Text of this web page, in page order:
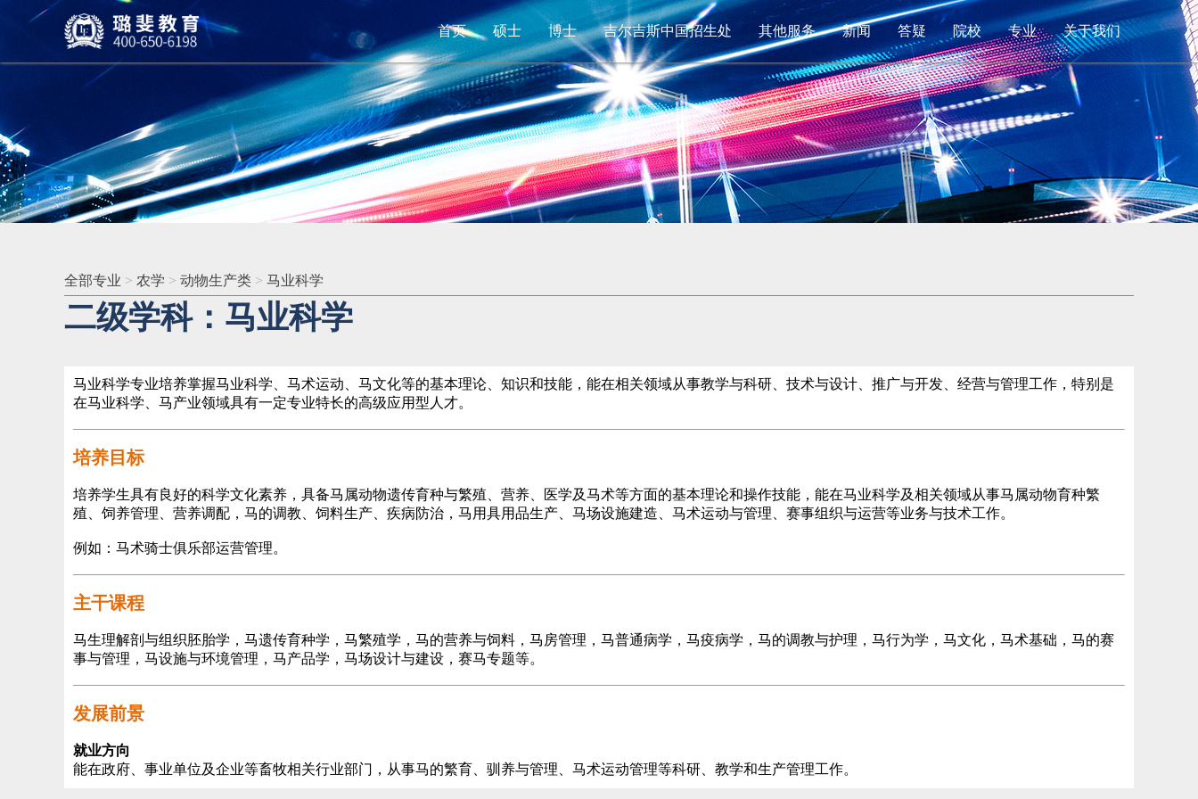
首页 硕士 博士 吉尔吉斯中国招生处 其他服务 新闻 答疑 院校 专业 关于我们
全部专业 > 农学 > 动物生产类 > 马业科学
二级学科：马业科学
马业科学专业培养掌握马业科学、马术运动、马文化等的基本理论、知识和技能，能在相关领域从事教学与科研、技术与设计、推广与开发、经营与管理工作，特别是
在马业科学、马产业领域具有一定专业特长的高级应用型人才。
培养目标
培养学生具有良好的科学文化素养，具备马属动物遗传育种与繁殖、营养、医学及马术等方面的基本理论和操作技能，能在马业科学及相关领域从事马属动物育种繁
殖、饲养管理、营养调配，马的调教、饲料生产、疾病防治，马用具用品生产、马场设施建造、马术运动与管理、赛事组织与运营等业务与技术工作。
例如：马术骑士俱乐部运营管理。
主干课程
马生理解剖与组织胚胎学，马遗传育种学，马繁殖学，马的营养与饲料，马房管理，马普通病学，马疫病学，马的调教与护理，马行为学，马文化，马术基础，马的赛
事与管理，马设施与环境管理，马产品学，马场设计与建设，赛马专题等。
发展前景
就业方向
能在政府、事业单位及企业等畜牧相关行业部门，从事马的繁育、驯养与管理、马术运动管理等科研、教学和生产管理工作。